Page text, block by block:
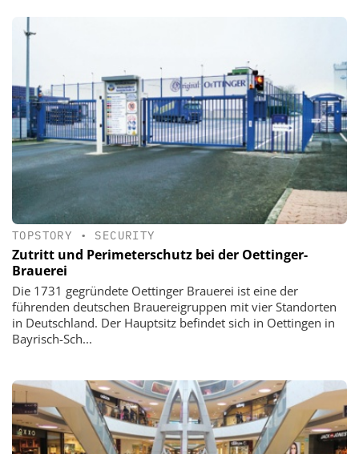
TOPSTORY • SECURITY
Zutritt und Perimeterschutz bei der Oettinger-
Brauerei
Die 1731 gegründete Oettinger Brauerei ist eine der
führenden deutschen Brauereigruppen mit vier Standorten
in Deutschland. Der Hauptsitz befindet sich in Oettingen in
Bayrisch-Sch...